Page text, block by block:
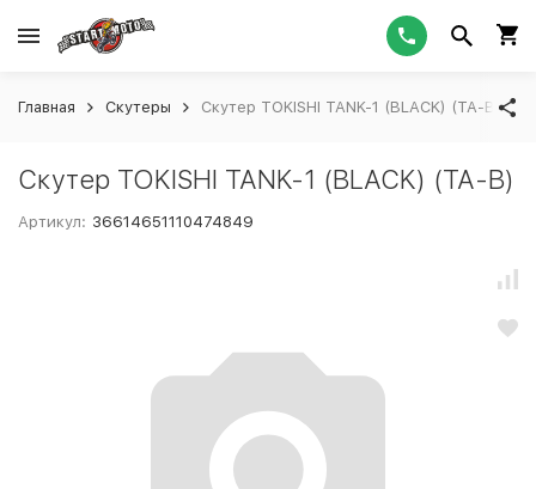
Главная Скутеры Скутер TOKISHI TANK-1 (BLACK) (TA-B)
Скутер TOKISHI TANK-1 (BLACK) (TA-B)
Артикул: 36614651110474849